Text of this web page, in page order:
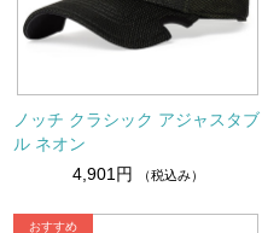
ノッチ クラシック アジャスタブ
ル ネオン
4,901円
（税込み）